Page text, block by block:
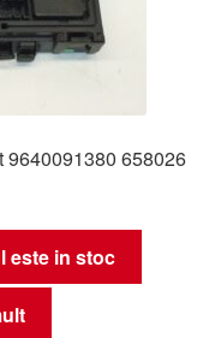
9640091380 658026
este in stoc